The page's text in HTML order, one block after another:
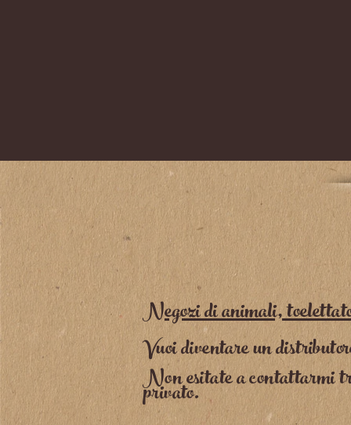
Negozi di animali,
Vuoi diventare un
Non esitate a contattarmi
privato.